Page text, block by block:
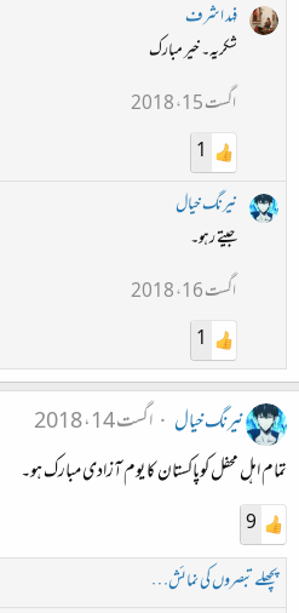
فہد اشرف
شکریہ۔ خیر مبارک
اگست 15، 2018
1
نیرنگ خیال
جیتے رہو۔
اگست 16، 2018
1
نیرنگ خیال
اگست 14، 2018
تمام اہل محفل کوپاکستان کا یوم آزادی مبارک ہو۔
9
پچھلے تبصروں کی نمائش…